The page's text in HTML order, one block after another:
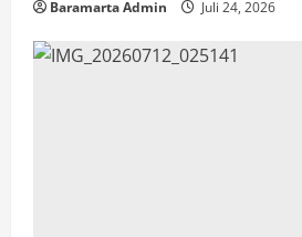
Baramarta Admin Juli 24, 2026